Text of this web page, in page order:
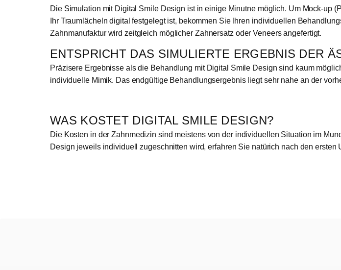
Die Simulation mit Digital Smile Design ist in einige Minutne möglich. Um Mock-up
Ihr Traumlächeln digital festgelegt ist, bekommen Sie Ihren individuellen
Zahnmanufaktur wird zeitgleich möglicher Zahnersatz oder Veneers angefertigt.
ENTSPRICHT DAS SIMULIERTE ERGEBNIS DER
Präzisere Ergebnisse als die Behandlung mit Digital Smile Design sind kaum
individuelle Mimik. Das endgültige Behandlungsergebnis liegt sehr nahe an der
WAS KOSTET DIGITAL SMILE DESIGN?
Die Kosten in der Zahnmedizin sind meistens von der individuellen Situation im
Design jeweils individuell zugeschnitten wird, erfahren Sie natürich nach den